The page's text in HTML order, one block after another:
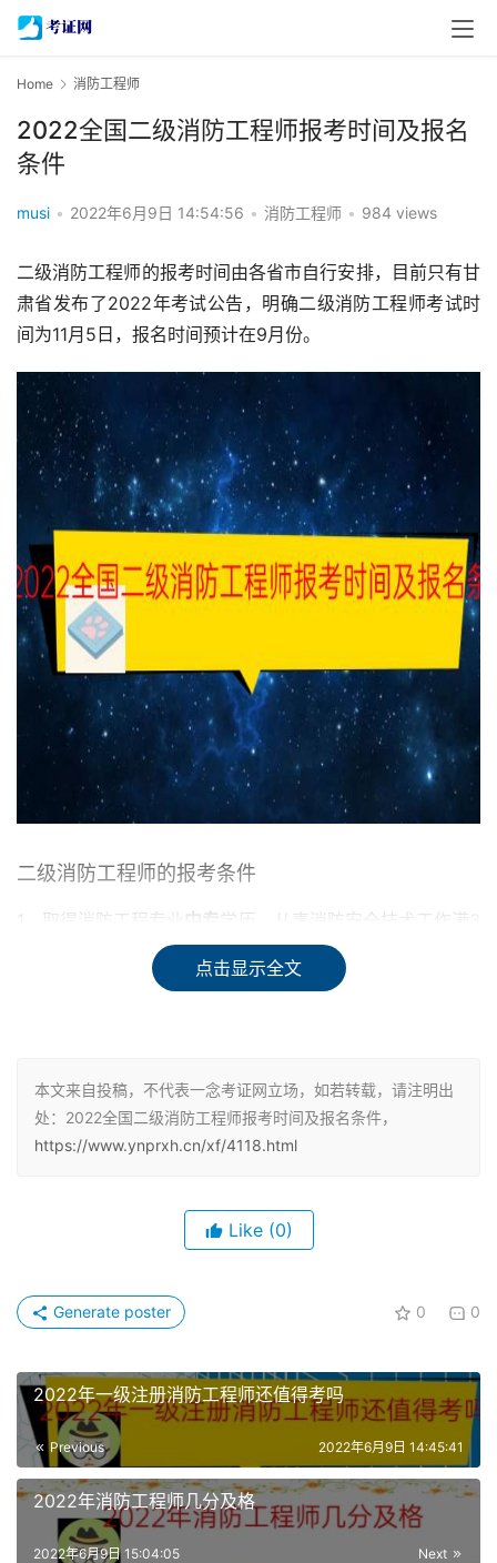
Home 消防工程师
2022全国二级消防工程师报考时间及报名
条件
musi • 2022年6月9日 14:54:56 • 消防工程师 • 984 views
二级消防工程师的报考时间由各省市自行安排，目前只有甘
肃省发布了2022年考试公告，明确二级消防工程师考试时
间为11月5日，报名时间预计在9月份。
二级消防工程师的报考条件
1、取得消防工程专业 中专 学历，从事消防安全技术工作满3
年；或者取得消防工程相关专业中专学历，从事消防安全技
消防安全技术工作满3年。
3、取得消防工程专业大学本科学历或者学位，从事消防安
历或者学位，从事消防安全技术工作满2年。
全技术工作年限相应增加1年。
二级消防工程师考试科目为《消防安全技术综合能力》、
《消防安全案例分析》。《消防技术综合能力》科目的考试
题型为客观题；《消防安全案例分析》科目考试题型为主观
题，主观题为综合案例分析题，二个科目试卷总分均为100
点击显示全文
本文来自投稿，不代表一念考证网立场，如若转载，请注明出
处：2022全国二级消防工程师报考时间及报名条件，
https://www.ynprxh.cn/xf/4118.html
Like (0)
0 0
Generate poster
2022年一级注册消防工程师还值得考吗
Previous 2022年6月9日 14:45:41
2022年消防工程师几分及格
Next
2022年6月9日 15:04:05